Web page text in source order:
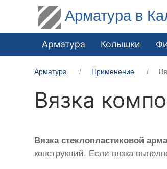
Арматура в
Арматура Колышки
Арматура Применение
Вязка
Вязкастеклопластиковой
конструкций. Если вязка